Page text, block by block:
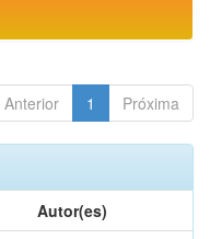
Anterior 1 Próxima
Autor(es)